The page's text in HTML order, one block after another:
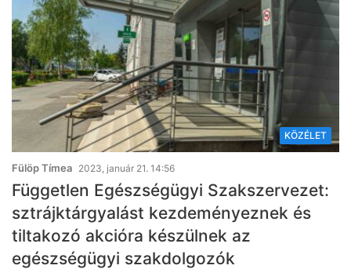
KÖZÉLET
Fülöp Tímea 2023, január 21. 14:56
Független Egészségügyi Szakszervezet:
sztrájktárgyalást kezdeményeznek és
tiltakozó akcióra készülnek az
egészségügyi szakdolgozók